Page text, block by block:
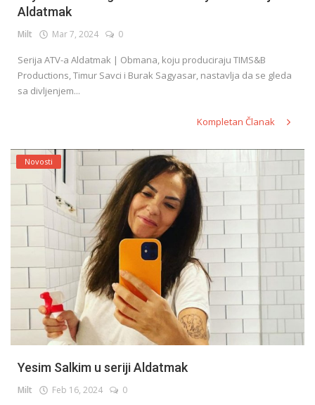
Aldatmak
Milt Mar 7, 2024 0
Serija ATV-a Aldatmak | Obmana, koju produciraju TIMS&B
Productions, Timur Savci i Burak Sagyasar, nastavlja da se gleda
sa divljenjem...
Kompletan Članak
Novosti
Yesim Salkim u seriji Aldatmak
Milt Feb 16, 2024 0